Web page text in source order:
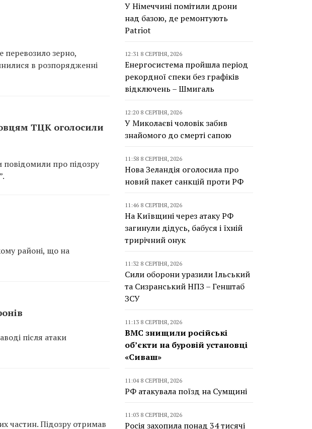
перевозило зерно,
в розпорядженні
ТЦК оголосили
повідомили про підозру
районі, що на
після атаки
частин. Підозру отримав
У Німеччині помітили дрони
над базою, де ремонтують
Patriot
12:31 8 СЕРПНЯ, 2026
Енергосистема пройшла період
рекордної спеки без графіків
відключень – Шмигаль
12:20 8 СЕРПНЯ, 2026
У Миколаєві чоловік забив
знайомого до смерті сапою
11:58 8 СЕРПНЯ, 2026
Нова Зеландія оголосила про
новий пакет санкцій проти РФ
11:46 8 СЕРПНЯ, 2026
На Київщині через атаку РФ
загинули дідусь, бабуся і їхній
трирічний онук
11:32 8 СЕРПНЯ, 2026
Сили оборони уразили Ільський
та Сизранський НПЗ – Генштаб
ЗСУ
11:13 8 СЕРПНЯ, 2026
ВМС знищили російські
об’єкти на буровій установці
«Сиваш»
11:04 8 СЕРПНЯ, 2026
РФ атакувала поїзд на Сумщині
11:03 8 СЕРПНЯ, 2026
Росія захопила понад 34 тисячі